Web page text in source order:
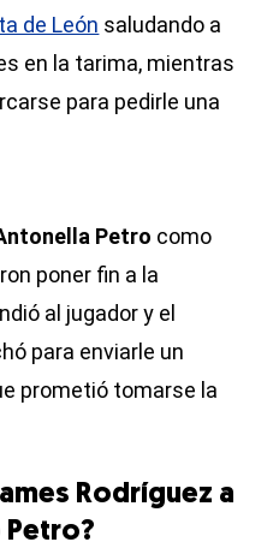
de León saludando a
en la tarima, mientras
para pedirle una
Petro como
poner fin a la
al jugador y el
para enviarle un
prometió tomarse la
Rodríguez a
Petro?